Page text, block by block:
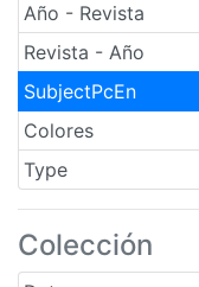
Año - Revista
Revista - Año
SubjectPcEn
Colores
Type
Colección